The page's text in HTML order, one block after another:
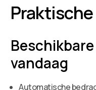
vandaag
Automatische